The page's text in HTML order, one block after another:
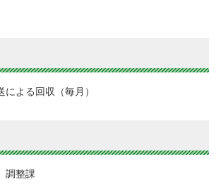
よる回収（毎月）
整課